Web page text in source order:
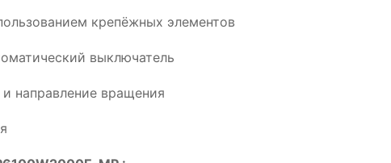
крепёжных элементов
выключатель
направление вращения